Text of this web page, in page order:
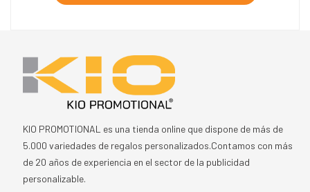
KIO PROMOTIONAL es una tienda online que dispone de más de
5.000 variedades de regalos personalizados.Contamos con más
de 20 años de experiencia en el sector de la publicidad
personalizable.